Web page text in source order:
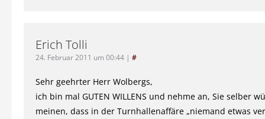
Erich Tolli
24. Februar 2011 um 00:44 | #
Sehr geehrter Herr Wolbergs,
ich bin mal GUTEN WILLENS und nehme an, Sie selber
meinen, dass in der Turnhallenaffäre „niemand etwas